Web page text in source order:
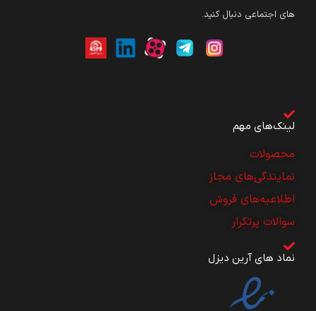
های اجتماعی دنبال کنید.
لینک‌های مهم
محصولات
نمایندگی‌های مجاز
اطلاعیه‌های فروش
سوالات پرتکرار
نماد های آرین دیزل